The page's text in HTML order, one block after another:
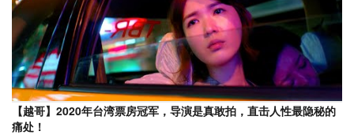
【越哥】2020年台湾票房冠军，导演是真敢拍，直击人性最隐秘的
痛处！